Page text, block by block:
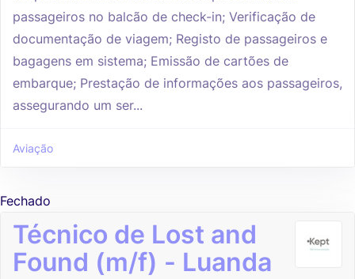
passageiros no balcão de check-in; Verificação de
documentação de viagem; Registo de passageiros e
bagagens em sistema; Emissão de cartões de
embarque; Prestação de informações aos passageiros,
assegurando um ser...
Aviação
Fechado
Técnico de Lost and
Found (m/f) - Luanda